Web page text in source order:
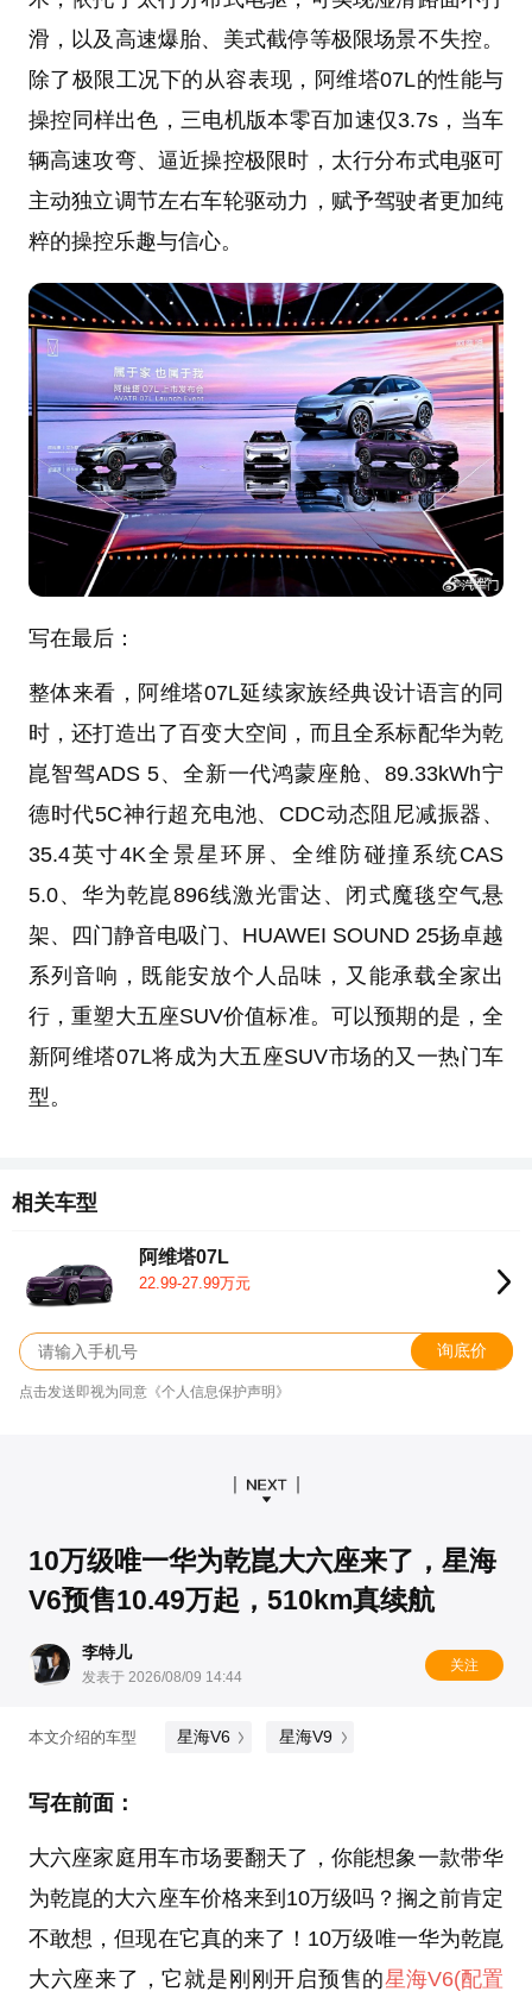
滑，以及高速爆胎、美式截停等极限场景不失控。
除了极限工况下的从容表现，阿维塔07L的性能与
操控同样出色，三电机版本零百加速仅3.7s，当车
辆高速攻弯、逼近操控极限时，太行分布式电驱可
主动独立调节左右车轮驱动力，赋予驾驶者更加纯
粹的操控乐趣与信心。
写在最后：
整体来看，阿维塔07L延续家族经典设计语言的同
时，还打造出了百变大空间，而且全系标配华为乾
崑智驾ADS 5、全新一代鸿蒙座舱、89.33kWh宁
德时代5C神行超充电池、CDC动态阻尼减振器、
35.4英寸4K全景星环屏、全维防碰撞系统CAS
5.0、华为乾崑896线激光雷达、闭式魔毯空气悬
架、四门静音电吸门、HUAWEI SOUND 25扬卓越
系列音响，既能安放个人品味，又能承载全家出
行，重塑大五座SUV价值标准。可以预期的是，全
新阿维塔07L将成为大五座SUV市场的又一热门车
型。
相关车型
阿维塔07L
22.99-27.99万元
询底价
点击发送即视为同意《个人信息保护声明》
10万级唯一华为乾崑大六座来了，星海
V6预售10.49万起，510km真续航
李特儿
发表于 2026/08/09 14:44
关注
本文介绍的车型 星海V6 星海V9
写在前面：
大六座家庭用车市场要翻天了，你能想象一款带华
为乾崑的大六座车价格来到10万级吗？搁之前肯定
不敢想，但现在它真的来了！10万级唯一华为乾崑
大六座来了，它就是刚刚开启预售的星海V6(配置